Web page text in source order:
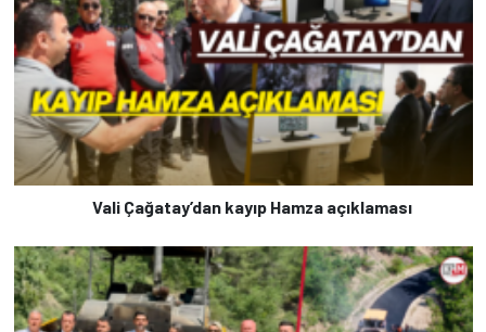
Vali Çağatay’dan kayıp Hamza açıklaması